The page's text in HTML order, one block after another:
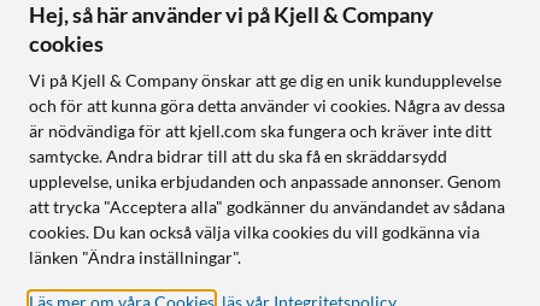
Hej, så här använder vi på Kjell & Company
cookies
Vi på Kjell & Company önskar att ge dig en unik kundupplevelse
och för att kunna göra detta använder vi cookies. Några av dessa
är nödvändiga för att kjell.com ska fungera och kräver inte ditt
samtycke. Andra bidrar till att du ska få en skräddarsydd
upplevelse, unika erbjudanden och anpassade annonser. Genom
att trycka "Acceptera alla" godkänner du användandet av sådana
cookies. Du kan också välja vilka cookies du vill godkänna via
länken "Ändra inställningar".
Läs mer om våra Cookies läs vår Integritetspolicy.